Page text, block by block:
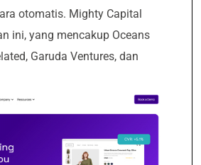
otomatis. Mighty Capital
ini, yang mencakup Oceans
Garuda Ventures, dan